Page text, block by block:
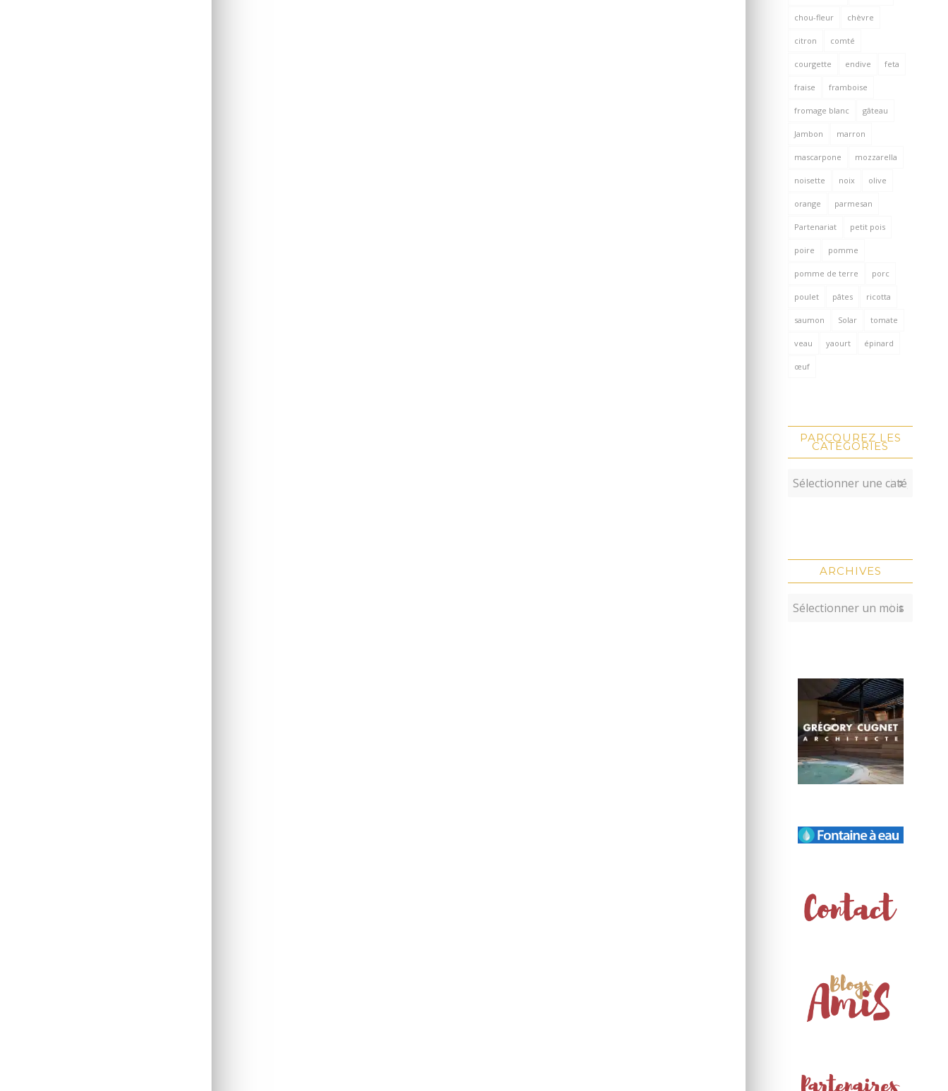
chou-fleur chèvre
citron comté
courgette endive feta
fraise framboise
fromage blanc gâteau
Jambon marron
mascarpone mozzarella
noisette noix olive
orange parmesan
Partenariat petit pois
poire pomme
pomme de terre porc
poulet pâtes ricotta
saumon Solar tomate
veau yaourt épinard
œuf
PARCOUREZ LES
CATÉGORIES
ARCHIVES